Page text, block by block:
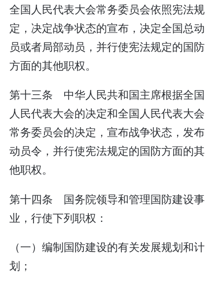
全国人民代表大会常务委员会依照宪法规
定，决定战争状态的宣布，决定全国总动
员或者局部动员，并行使宪法规定的国防
方面的其他职权。
第十三条 中华人民共和国主席根据全国
人民代表大会的决定和全国人民代表大会
常务委员会的决定，宣布战争状态，发布
动员令，并行使宪法规定的国防方面的其
他职权。
第十四条 国务院领导和管理国防建设事
业，行使下列职权：
（一）编制国防建设的有关发展规划和计
划；